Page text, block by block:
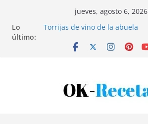
contenido
jueves, agosto 6, 2026
Lo
último:
Torrijas de vino de la abuela
Bandeja de pescaíto frito